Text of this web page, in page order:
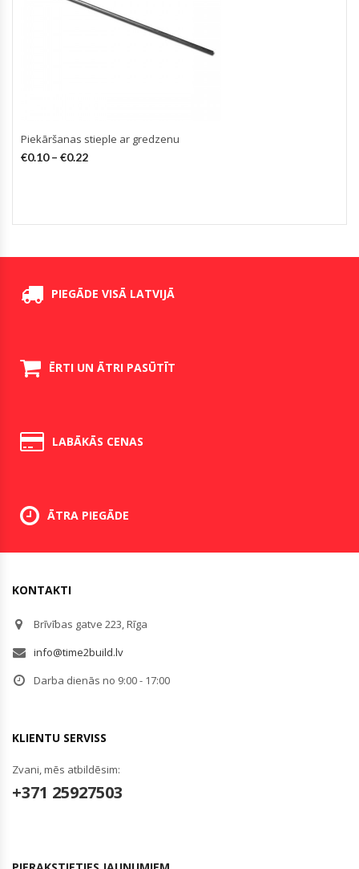
Piekāršanas stieple ar gredzenu
€0.10– €0.22
PIEGĀDE VISĀ LATVIJĀ
ĒRTI UN ĀTRI PASŪTĪT
LABĀKĀS CENAS
ĀTRA PIEGĀDE
KONTAKTI
Brīvības gatve 223, Rīga
info@time2build.lv
Darba dienās no 9:00 - 17:00
KLIENTU SERVISS
Zvani, mēs atbildēsim:
+371 25927503